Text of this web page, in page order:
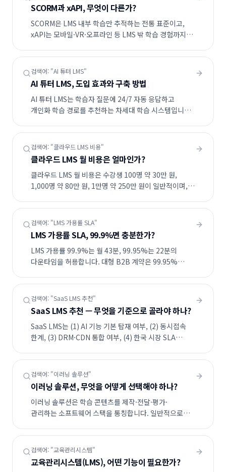
SCORM과 xAPI, 무엇이 다른가?
SCORM은 LMS 내부 학습만 추적하는 전통 표준이고,
xAPI는 모바일·VR·오프라인 등 LMS 밖 학습 경험까지
1.2/2004가 여전히 주류이며, xAPI는 AI 학습 분석과
결합해 빠르게 확산 중입니다.
검색어: "AI 튜터 LMS"
AI 튜터 LMS, 도입 효과와 구축 방법
AI 튜터 LMS는 학습자 질문에 24/7 자동 응답하고
개인화 학습 경로를 추천하는 차세대 학습 시스템입니다.
사실상 표준 기능화되었습니다.
검색어: "클라우드 LMS 비용"
클라우드 LMS 월 비용은 얼마인가?
클라우드 LMS 월 비용은 수강생 100명 약 30만 원,
1,000명 약 80만 원, 1만명 약 250만 원이 일반적이며,
패키지형 대비 SaaS LMS가 3년 TCO 44.7%
절감됩니다.
검색어: "LMS 가용률 SLA"
LMS 가용률 SLA, 99.9%면 충분한가?
LMS 가용률 99.9%는 월 43분, 99.95%는 22분의
다운타임을 허용합니다. 대형 B2B 계약은 99.95%
99.97%, 월평균 장애 13분을 기록 중입니다.
검색어: "SaaS LMS 추천"
SaaS LMS 추천 — 무엇을 기준으로 골라야 하나?
SaaS LMS는 (1) AI 기능 기본 탑재 여부, (2) 동시접속
한계, (3) DRM·CDN 통합 여부, (4) 한국 시장 SLA
PRO는 이 4가지를 모두 기본 제공합니다.
검색어: "이러닝 솔루션"
이러닝 솔루션, 무엇을 어떻게 선택해야 하나?
이러닝 솔루션은 학습 콘텐츠를 제작·전달·평가·
관리하는 소프트웨어 스택을 통칭합니다. 일반적으로
전송(CDN/DRM) 4계층으로 구성되며, 도입 목적(B2C/
사내교육/공공)에 따라 SaaS·구축형·하이브리드 중
선택합니다.
검색어: "교육관리시스템"
교육관리시스템(LMS), 어떤 기능이 필요한가?